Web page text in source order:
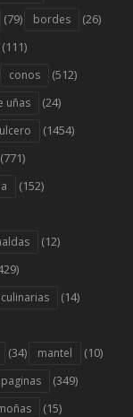
(79) bordes (26)
(111)
conos (512)
uñas (24)
(1454)
(771)
(152)
(12)
(14)
(34) mantel (10)
(349)
(15)